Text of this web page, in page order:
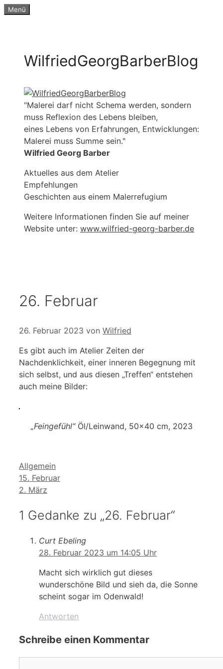
Zum
Menü
WilfriedGeorgBarberBlog
"Malerei darf nicht Schema werden, sondern
muss Reflexion des Lebens bleiben,
eines Lebens von Erfahrungen, Entwicklungen:
Malerei muss Summe sein."
Wilfried Georg Barber
Aktuelles aus dem Atelier
Empfehlungen
Geschichten aus einem Malerrefugium
Weitere Informationen finden Sie auf meiner
Website unter: www.wilfried-georg-barber.de
26. Februar
26. Februar 2023 von Wilfried
Es gibt auch im Atelier Zeiten der
Nachdenklichkeit, einer inneren Begegnung mit
sich selbst, und aus diesen „Treffen“ entstehen
auch meine Bilder:
„Feingefühl“Öl/Leinwand, 50×40 cm, 2023
Kategorien
Allgemein
15. Februar
2. März
1 Gedanke zu „26. Februar“
Curt Ebeling
28. Februar 2023 um 14:05 Uhr
Macht sich wirklich gut dieses
wunderschöne Bild und sieh da, die Sonne
scheint sogar im Odenwald!
Antworten
Schreibe einen Kommentar